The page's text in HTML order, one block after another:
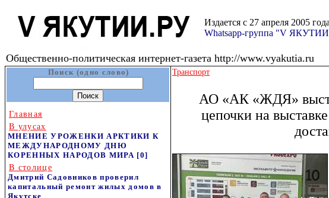
Издается с 27 апреля 2005 года
Whatsapp-группа "V
Общественно-политическая интернет-газета http://www.vyakutia.ru
Поиск (одно слово)
Главная
В улусах
МНЕНИЕ УРОЖЕНКИ АРКТИКИ К
МЕЖДУНАРОДНОМУ ДНЮ
КОРЕННЫХ НАРОДОВ МИРА [0]
В столице
Дмитрий Садовников проверил
капитальный ремонт жилых домов в
Якутске
Транспорт
АО «АК «ЖДЯ»
цепочки на